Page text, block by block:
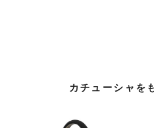
カチューシャを